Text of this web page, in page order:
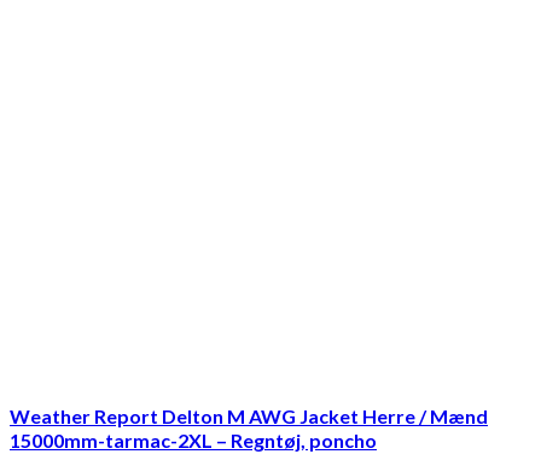
Weather Report Delton M AWG Jacket Herre / Mænd
15000mm-tarmac-2XL – Regntøj, poncho